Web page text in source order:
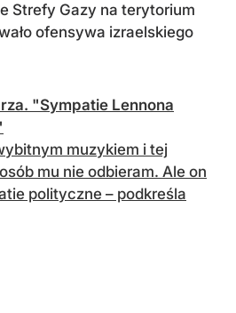
Strefy Gazy na terytorium
ofensywa izraelskiego
"Sympatie Lennona
muzykiem i tej
mu nie odbieram. Ale on
polityczne – podkreśla